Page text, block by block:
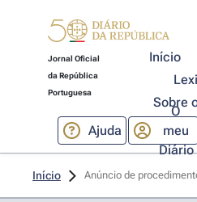
Jornal Oficial
da República
Portuguesa
Início
Sobre
Ajuda
O
meu
Diário
Início Anúncio de